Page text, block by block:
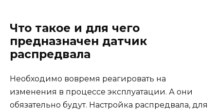
Что такое и для чего
предназначен датчик
распредвала
Необходимо вовремя реагировать на
изменения в процессе эксплуатации. А они
обязательно будут. Настройка распредвала, для